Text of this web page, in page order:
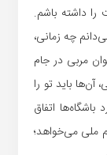
را داشته باشم.
چه زمانی،
مربی در جام
باید تو را
اتفاق
ملی می‌خواهد؛